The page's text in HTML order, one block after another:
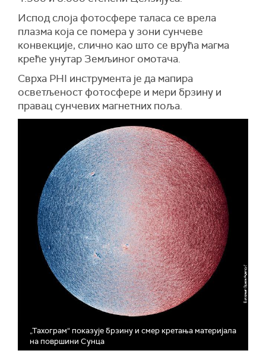
Испод слоја фотосфере таласа се врела
плазма која се помера у зони сунчеве
конвекције, слично као што се врућа магма
креће унутар Земљиног омотача.
Сврха PHI инструмента је да мапира
осветљеност фотосфере и мери брзину и
правац сунчевих магнетних поља.
„Тахограм“ показује брзину и смер кретања материјала
на површини Сунца